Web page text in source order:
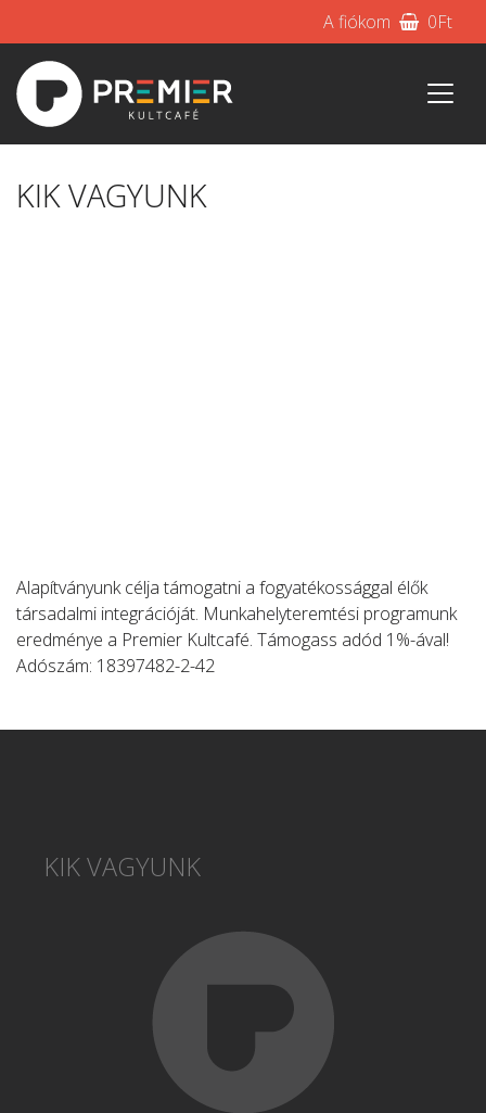
A fiókom 0Ft
KIK VAGYUNK
Alapítványunk célja támogatni a fogyatékossággal élők
társadalmi integrációját. Munkahelyteremtési programunk
eredménye a Premier Kultcafé. Támogass adód 1%-ával!
Adószám: 18397482-2-42
KIK VAGYUNK